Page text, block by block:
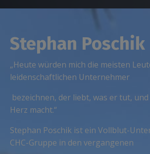
Stephan Poschik
„Heute würden mich die meisten
leidenschaftlichen Unternehmer
bezeichnen, der liebt, was er tut,
Herz macht.“
Stephan Poschik ist ein Vollblut-
CHC-Gruppe in den vergangenen